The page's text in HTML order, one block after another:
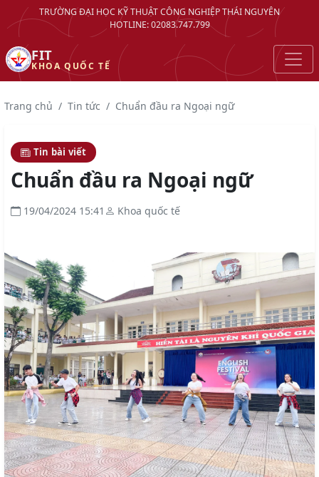
TRƯỜNG ĐẠI HỌC KỸ THUẬT CÔNG NGHIỆP THÁI NGUYÊN
HOTLINE: 02083.747.799
FIT
KHOA QUỐC TẾ
Trang chủ Tin tức Chuẩn đầu ra Ngoại ngữ
Tin bài viết
Chuẩn đầu ra Ngoại ngữ
19/04/2024 15:41 Khoa quốc tế